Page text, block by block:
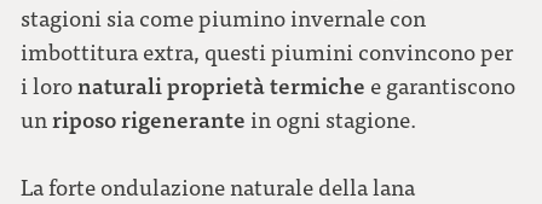
stagioni sia come piumino invernale con
imbottitura extra, questi piumini convincono per
i loronaturali proprietà termiche e garantiscono
unriposo rigenerante in ogni stagione.
La forte ondulazione naturale della lana